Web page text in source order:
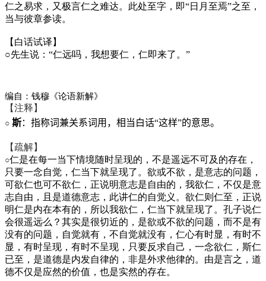
仁之易求，又极言仁之难达。此处至字，即“日月至焉”之至，
当与彼章参读。
【白话试译】
○先生说：“仁远吗，我想要仁，仁即来了。”
编自：钱穆《论语新解》
【注释】
○ 斯：指称词兼关系词用，相当白话“这样”的意思。
【疏解】
○仁是在每一当下情境随时呈现的，不是遥远不可及的存在，
只要一念自觉，仁当下就呈现了。欲或不欲，是意志的问题，
可欲仁也可不欲仁，正说明意志是自由的，我欲仁，不仅是意
志自由，且是道德意志，此讲仁的自觉义。欲仁则仁至，正说
明仁是内在本有的，所以我欲仁，仁当下就呈现了。孔子说仁
会很遥远么？其实是很切近的，是欲或不欲的问题，而不是有
没有的问题，自觉就有，不自觉就没有，仁心有时显，有时不
显，有时呈现，有时不呈现，只要反求自己，一念欲仁，斯仁
已至，是道德是内发自律的，非是外求他律的。由是言之，道
德不仅是应然的价值，也是实然的存在。